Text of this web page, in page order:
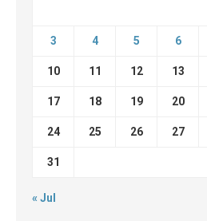
3 4 5 6
10 11 12 13
17 18 19 20
24 25 26 27
31
« Jul